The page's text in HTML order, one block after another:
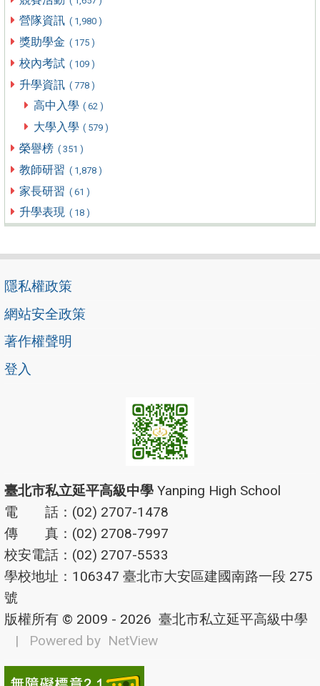
營隊資訊 ( 1,980 )
獎助學金 ( 175 )
校內考試 ( 109 )
升學資訊 ( 778 )
高中入學 ( 62 )
大學入學 ( 579 )
榮譽榜 ( 351 )
教師研習 ( 1,878 )
家長研習 ( 61 )
升學表現 ( 18 )
隱私權政策
網站安全政策
著作權聲明
登入
臺北市私立延平高級中學 Yanping High School
電 話：(02) 2707-1478
傳 真：(02) 2708-7997
校安電話：(02) 2707-5533
學校地址：106347 臺北市大安區建國南路一段 275
號
版權所有 © 2009 - 2026 臺北市私立延平高級中學
| Powered by NetView